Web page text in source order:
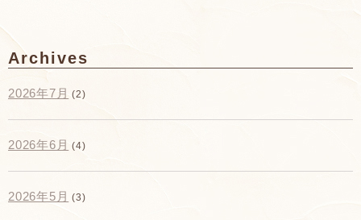
Archives
2026年7月 (2)
2026年6月 (4)
2026年5月 (3)